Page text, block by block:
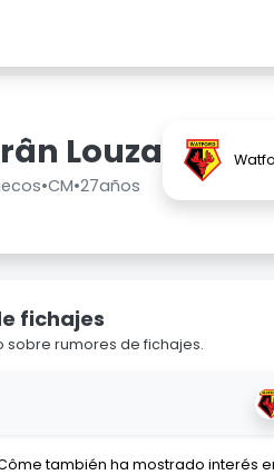
Louza
•CM•27años
fichajes
sobre rumores de fichajes.
también ha mostrado interés